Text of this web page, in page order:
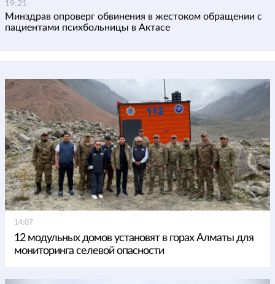
19:21
Минздрав опроверг обвинения в жестоком обращении с
пациентами психбольницы в Актасе
14:07
12 модульных домов установят в горах Алматы для
мониторинга селевой опасности